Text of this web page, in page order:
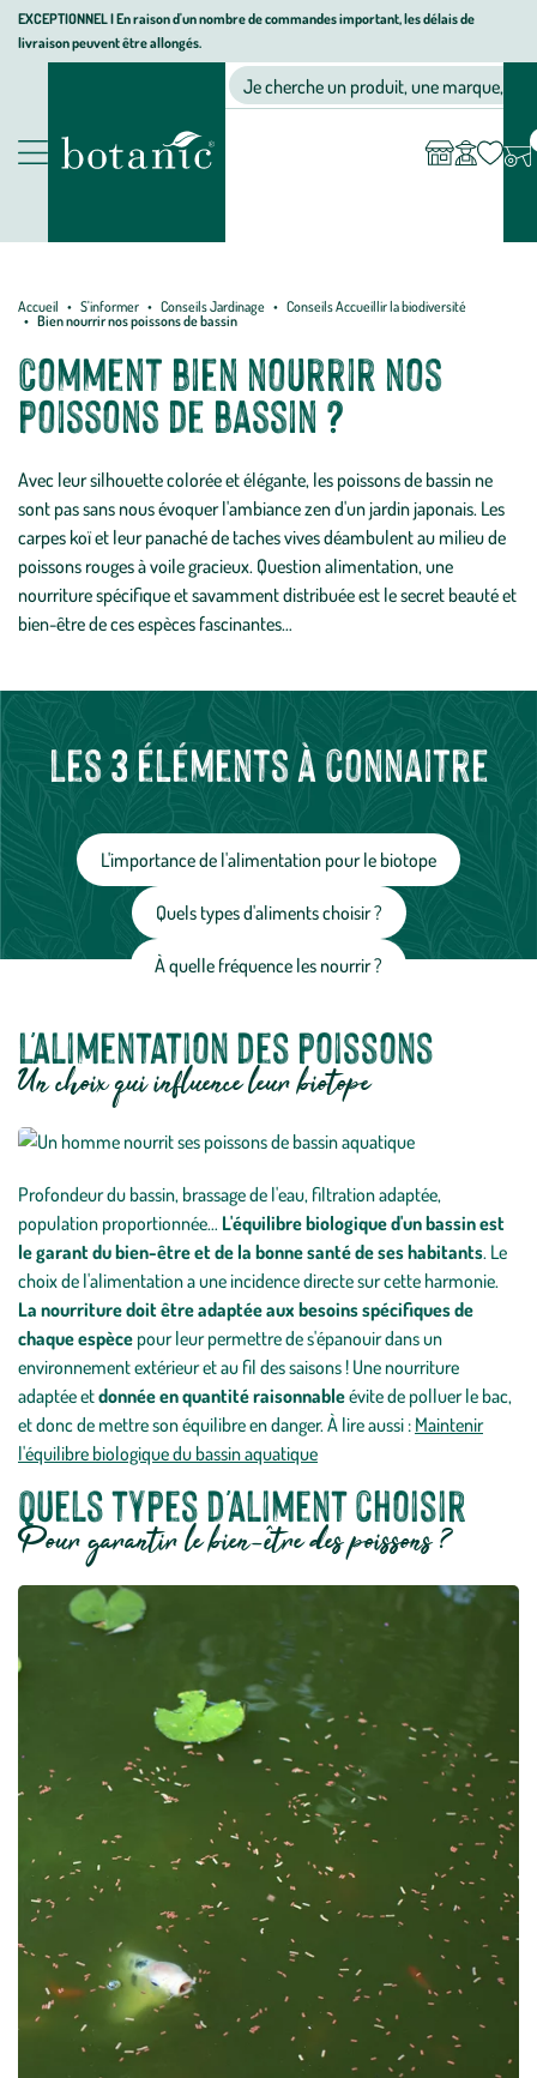
Aller
Aller
au
Aller
au
page
EXCEPTIONNEL I En raison d'un nombre de commandes important, les délais de
livraison peuvent être allongés.
Nos
animalerie,
décoration,
botanic®
Je cherche un produit, une marque, un
compte
Accueil S'informer Conseils Jardinage
Conseils Accueillir la biodiversité
Bien nourrir nos poissons de bassin
Comment bien nourrir nos
poissons de bassin ?
Avec leur silhouette colorée et élégante, les poissons de bassin ne
sont pas sans nous évoquer l'ambiance zen d'un jardin japonais. Les
carpes koï et leur panaché de taches vives déambulent au milieu de
poissons rouges à voile gracieux. Question alimentation, une
nourriture spécifique et savamment distribuée est le secret beauté et
bien-être de ces espèces fascinantes…
Les 3 éléments à connaitre
L'importance de l'alimentation pour le biotope
Quels types d'aliments choisir ?
À quelle fréquence les nourrir ?
L'alimentation des poissons
Un choix qui influence leur biotope
Profondeur du bassin, brassage de l'eau, filtration adaptée,
population proportionnée… L'équilibre biologique d'un bassin est
le garant du bien-être et de la bonne santé de ses habitants. Le
choix de l'alimentation a une incidence directe sur cette harmonie.
La nourriture doit être adaptée aux besoins spécifiques de
chaque espèce pour leur permettre de s'épanouir dans un
environnement extérieur et au fil des saisons ! Une nourriture
adaptée etdonnée en quantité raisonnableévite de polluer le bac,
et donc de mettre son équilibre en danger. À lire aussi : Maintenir
l'équilibre biologique du bassin aquatique
Quels types d'aliment choisir
Pour garantir le bien-être des poissons ?